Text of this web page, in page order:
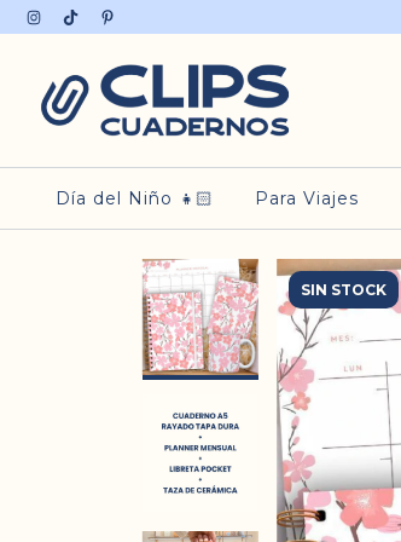
Día del Niño 👧🏻 Para Viajes
SIN STOCK